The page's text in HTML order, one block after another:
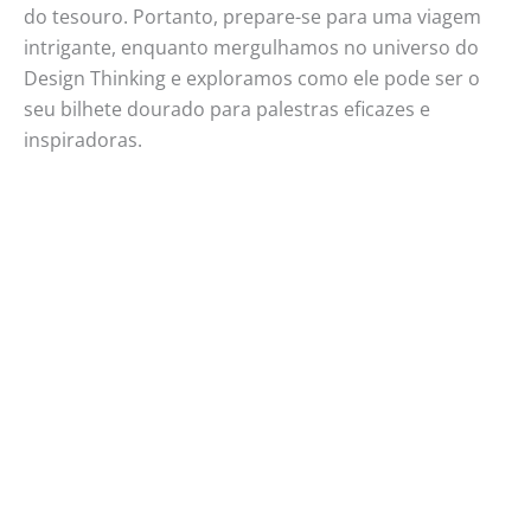
do tesouro. Portanto, prepare-se para uma viagem
intrigante, enquanto mergulhamos no universo do
Design Thinking e exploramos como ele pode ser o
seu bilhete dourado para palestras eficazes e
inspiradoras.